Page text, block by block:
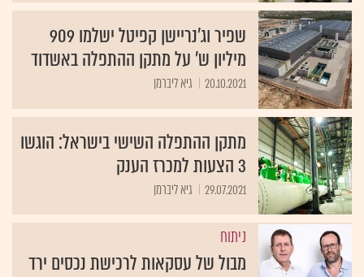
שפיר וג'נריישן קפיטל ישלמו 909
מיליון ש' על מתקן ההתפלה באשדוד
20.10.2021 גיא ליברמן
מתקן ההתפלה השישי בישראל: הוגשו
3 הצעות למכרז הענק
29.07.2021 גיא ליברמן
ניתוח
מבול של עסקאות לרכישת נכסים ירד